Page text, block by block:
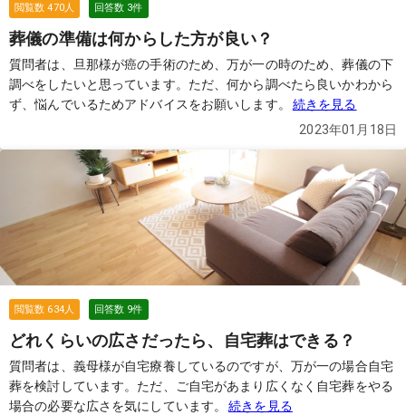
閲覧数470人 回答数 3件
葬儀の準備は何からした方が良い？
質問者は、旦那様が癌の手術のため、万が一の時のため、葬儀の下
調べをしたいと思っています。ただ、何から調べたら良いかわから
ず、悩んでいるためアドバイスをお願いします。
続きを見る
2023年01月18日
閲覧数 634人 回答数 9件
どれくらいの広さだったら、自宅葬はできる？
質問者は、義母様が自宅療養しているのですが、万が一の場合自宅
葬を検討しています。ただ、ご自宅があまり広くなく自宅葬をやる
場合の必要な広さを気にしています。
続きを見る